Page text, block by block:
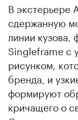
В экстерьере
сдержанную
линии кузова,
Singleframe с
рисунком,
бренда, и
формируют
кричащего о